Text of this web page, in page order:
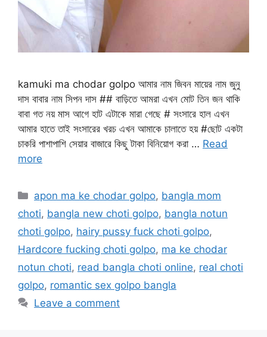
kamuki ma chodar golpo আমার নাম জিবন মায়ের নাম জুনু
দাস বাবার নাম সিপন দাস ## বাড়িতে আমরা এখন মোট তিন জন থাকি
বাবা গত নয় মাস আগে হাট এটাকে মারা গেছে # সংসারে হাল এখন
আমার হাতে তাই সংসারের খরচ এখন আমাকে চালাতে হয় #ছোট একটা
চাকরি পাশাপাশি সেয়ার বাজারে কিছু টাকা বিনিয়োগ করা … Read
more
Categories
apon ma ke chodar golpo, bangla mom
choti, bangla new choti golpo, bangla notun
choti golpo, hairy pussy fuck choti golpo,
Hardcore fucking choti golpo, ma ke chodar
notun choti, read bangla choti online, real choti
golpo, romantic sex golpo bangla
Leave a comment